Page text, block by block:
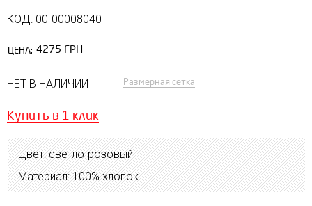
КОД: 00-00008040
ЦЕНА: 4275 ГРН
НЕТ В НАЛИЧИИ Размерная сетка
Купить в 1 клик
Цвет: светло-розовый
Материал: 100% хлопок